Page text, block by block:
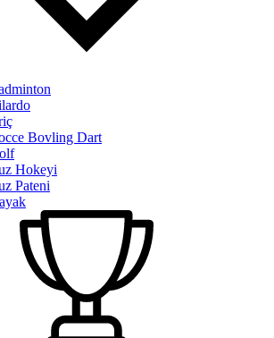
Bovling Dart
Hokeyi
Pateni